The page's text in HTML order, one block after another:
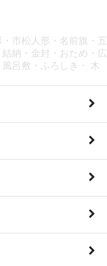
市松人形・名前旗・五
納・金封・おため・広
呂敷・ふろしき・ 木